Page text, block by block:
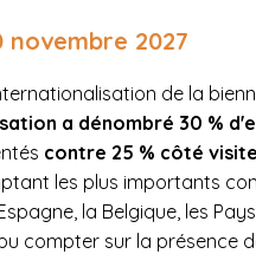
novembre 2027
de la
a dénombré 30 %
contre 25 % côté
les plus importants
la Belgique, les
compter sur la présence